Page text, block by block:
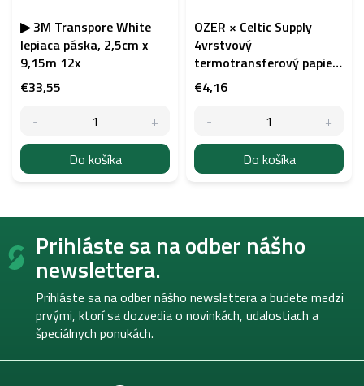
▶ 3M Transpore White
lepiaca páska, 2,5cm x
9,15m 12x
€33,55
Do košíka
OZER × Celtic Supply
4vrstvový
termotransferový papier
do termotlačiarne 10 ks
€4,16
Do košíka
Z
Prihláste sa na odber nášho
newslettera.
Prihláste sa na odber nášho newslettera a budete medzi
prvými, ktorí sa dozvedia o novinkách, udalostiach a
špeciálnych ponukách.